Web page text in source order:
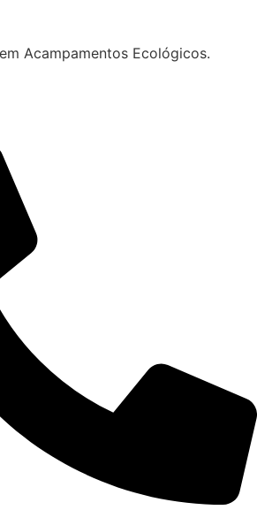
Acampamentos Ecológicos.